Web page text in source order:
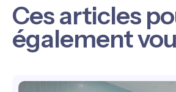
Ces articles
également